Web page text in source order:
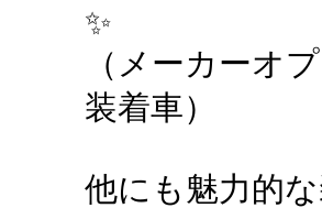
✨
（メーカーオ
装着車）
他にも魅力的